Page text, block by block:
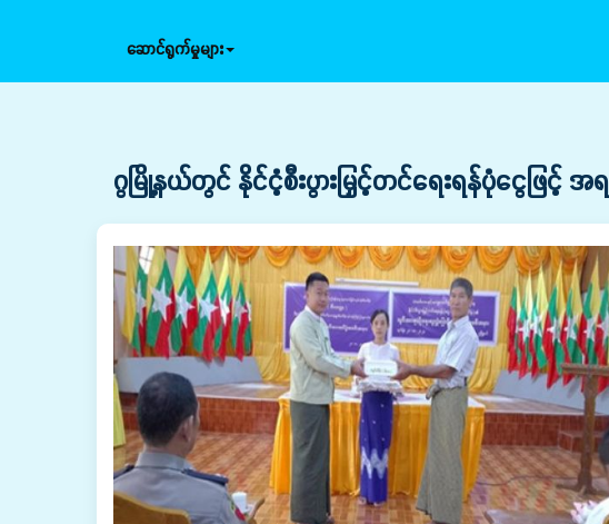
ဆောင်ရွက်မှုများ
ဂွမြို့နယ်တွင် နိုင်ငံ့စီးပွားမြှင့်တင်ရေးရန်ပုံငွေဖြင့် အ